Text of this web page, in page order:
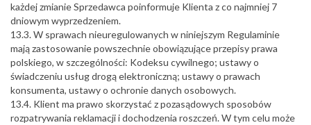
każdej zmianie Sprzedawca poinformuje Klienta z co najmniej 7
dniowym wyprzedzeniem.
13.3. W sprawach nieuregulowanych w niniejszym Regulaminie
mają zastosowanie powszechnie obowiązujące przepisy prawa
polskiego, w szczególności: Kodeksu cywilnego; ustawy o
świadczeniu usług drogą elektroniczną; ustawy o prawach
konsumenta, ustawy o ochronie danych osobowych.
13.4. Klient ma prawo skorzystać z pozasądowych sposobów
rozpatrywania reklamacji i dochodzenia roszczeń. W tym celu może